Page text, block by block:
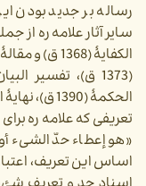
رساله بر جدید بودن
الکفایۀ
الحکمۀ (1390 ق)، نهایۀ الحکمۀ (1395 ق) مطرح شده است.
تعریفی که علامه ره
«هو إعطاء حدّ الشی‏ء